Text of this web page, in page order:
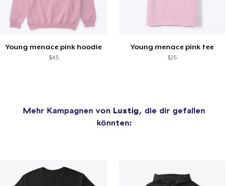
Young menace pink hoodie
$45
Young menace pink tee
$25
Mehr Kampagnen von Lustig, die dir gefallen
könnten: